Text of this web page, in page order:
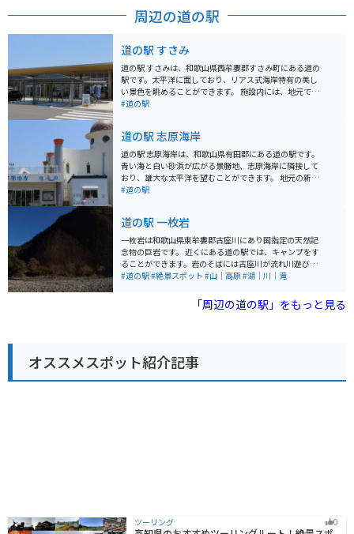
周辺の道の駅
道の駅 すさみ
道の駅 すさみは、和歌山県西牟婁郡すさみ町にある道の
駅です。太平洋に面しており、リアス式海岸特有の美し
い景色を眺めることができます。 施設内には、地元でと
れた新鮮な魚介類を販売する市場や、食事処がありま
合、道の駅 すさみの駐車場は広く、停めやすいのでおす
すめです。周辺には、海岸線沿いを走る絶景のツーリン
グコースがあり、太平洋を眺めながらのツーリングを楽
しむことができます。 すさみ町は、温暖な気候で知られ
ており、年間を通して様々なアクティビティを楽しむこ
ンプなどもおすすめです。
#道の駅
道の駅 志原海岸
道の駅 志原海岸は、和歌山県有田郡にある道の駅です。
青い海と白い砂浜が広がる景勝地、志原海岸に隣接して
おり、雄大な太平洋を望むことができます。 地元の新鮮
な魚介類を使った料理が自慢のレストランや、地元の特
の駅には広々とした駐車場が完備されているので安心で
す。海岸線沿いをツーリングするライダーが多く、休憩
場所として人気です。 志原海岸は、海水浴はもちろん、
サーフィンや釣りなどのマリンスポーツも盛んなので、
1日を通して楽しむことができます。また、周辺には温泉
や、みかん、梅干しなどが有名です。道の駅のショップ
#道の駅
道の駅 一枚岩
一枚岩は和歌山県東牟婁郡古座川にあり国指定の天然記
念物の巨岩です。 近くにある道の駅では、キャンプをす
ることができます。岩のそばには古座川が流れ川遊びを
楽しむこともできます。 道の駅の前の道は程よいワイン
はバイク用のサイトもあります。
#道の駅#絶景スポット #山｜高原#湖｜川｜滝
「周辺の道の駅」をもっと見る
オススメスポット紹介記事
ツーリング 0